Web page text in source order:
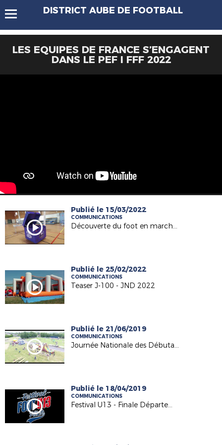
DISTRICT AUBE DE FOOTBALL
LES EQUIPES DE FRANCE S’ENGAGENT
DANS LE PEF I FFF 2022
Publié le 15/03/2022
COMMUNICATIONS
Découverte du foot en marchant
Publié le 25/02/2022
COMMUNICATIONS
Teaser J-100 - JND 2022
Publié le 21/06/2019
COMMUNICATIONS
Journée Nationale des Débutants 2019
Publié le 18/04/2019
COMMUNICATIONS
Festival U13 - Finale Départementale 2018-2019